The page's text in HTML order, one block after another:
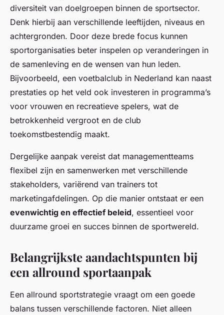
diversiteit van doelgroepen binnen de sportsector.
Denk hierbij aan verschillende leeftijden, niveaus en
achtergronden. Door deze brede focus kunnen
sportorganisaties beter inspelen op veranderingen in
de samenleving en de wensen van hun leden.
Bijvoorbeeld, een voetbalclub in Nederland kan naast
prestaties op het veld ook investeren in programma’s
voor vrouwen en recreatieve spelers, wat de
betrokkenheid vergroot en de club
toekomstbestendig maakt.
Dergelijke aanpak vereist dat managementteams
flexibel zijn en samenwerken met verschillende
stakeholders, variërend van trainers tot
marketingafdelingen. Op die manier ontstaat er een
evenwichtig en effectief beleid, essentieel voor
duurzame groei en succes binnen de sportwereld.
Belangrijkste aandachtspunten bij
een allround sportaanpak
Een allround sportstrategie vraagt om een goede
balans tussen verschillende factoren. Niet alleen